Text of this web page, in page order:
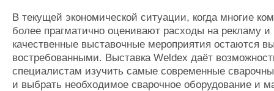
В текущей экономической ситуации, когда многие
более прагматично оценивают расходы на рекламу
качественные выставочные мероприятия остаются
востребованными. Выставка Weldex даёт
специалистам изучить самые современные
и выбрать необходимое сварочное оборудование и